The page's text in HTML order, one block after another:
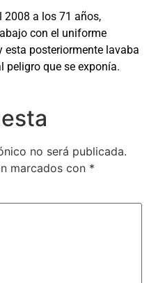
2008 a los 71 años,
con el uniforme
esta posteriormente lavaba
peligro que se exponía.
no será publicada.
marcados con *